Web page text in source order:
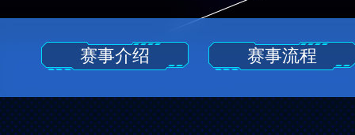
赛事介绍 赛事流程